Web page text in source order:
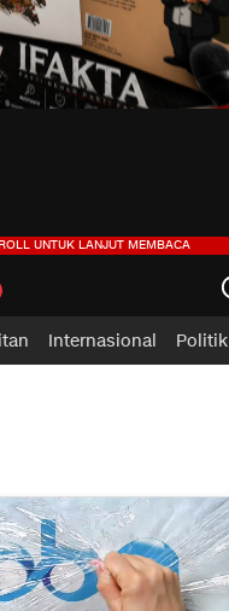
Internasional Politik